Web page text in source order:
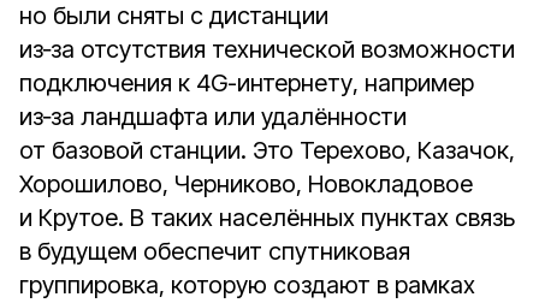
но были сняты с дистанции
из‑за отсутствия технической возможности
подключения к 4G-интернету, например
из‑за ландшафта или удалённости
от базовой станции. Это Терехово, Казачок,
Хорошилово, Черниково, Новокладовое
и Крутое. В таких населённых пунктах связь
в будущем обеспечит спутниковая
группировка, которую создают в рамках